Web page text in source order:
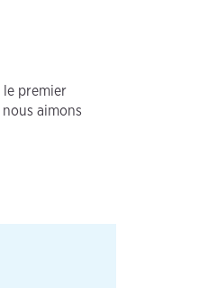
le premier
aimons